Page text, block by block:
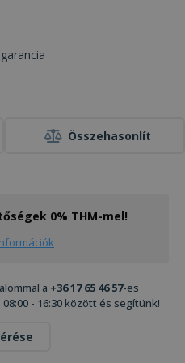
Összehasonlít
0% THM-mel!
a +36 17 65 46 57-es
- 16:30 között és segítünk!